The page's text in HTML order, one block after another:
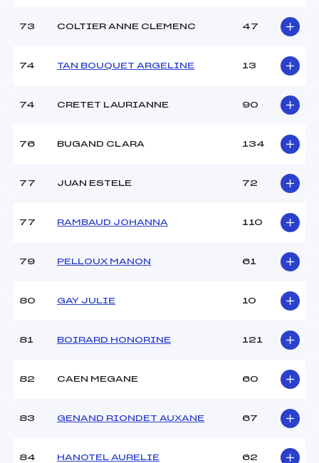
73 COLTIER ANNE CLEMENC 47
74 TAN BOUQUET ARGELINE 13
74 CRETET LAURIANNE 90
76 BUGAND CLARA 134
77 JUAN ESTELE 72
77 RAMBAUD JOHANNA 110
79 PELLOUX MANON 61
80 GAY JULIE 10
81 BOIRARD HONORINE 121
82 CAEN MEGANE 60
83 GENAND RIONDET AUXANE 67
84 HANOTEL AURELIE 62